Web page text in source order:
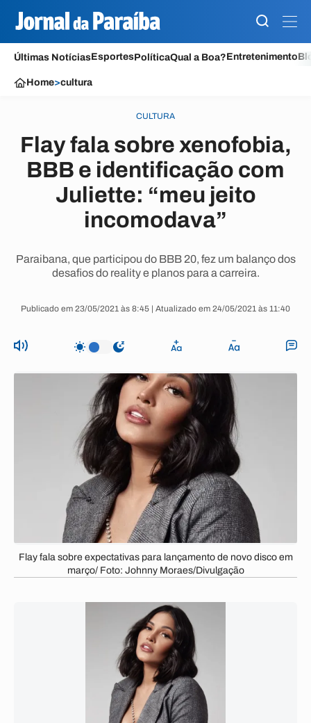
Últimas NotíciasEsportesPolíticaQual a Boa?Entretenimento
Home>cultura
CULTURA
Flay fala sobre xenofobia,
BBB e identificação com
Juliette: “meu jeito
incomodava”
Paraibana, que participou do BBB 20, fez um balanço dos
desafios do reality e planos para a carreira.
Publicado em 23/05/2021 às 8:45 | Atualizado em 24/05/2021 às 11:40
Flay fala sobre expectativas para lançamento de novo disco em
março/ Foto: Johnny Moraes/Divulgação